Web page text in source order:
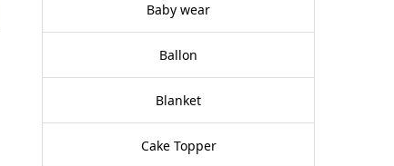
Baby wear
Ballon
Blanket
Cake Topper